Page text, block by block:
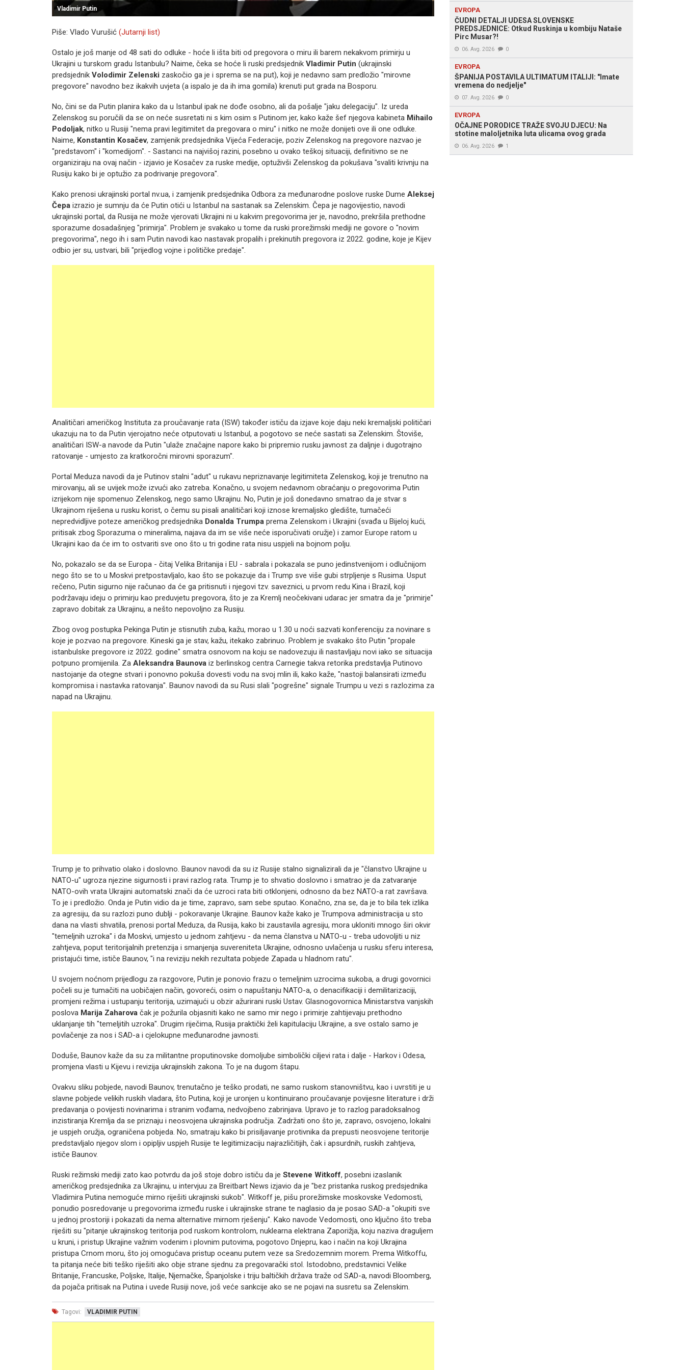
Vladimir Putin
Piše: Vlado Vurušić (Jutarnji list)
Ostalo je još manje od 48 sati do odluke - hoće li išta biti od pregovora o miru ili barem nekakvom primirju u
Ukrajini u turskom gradu Istanbulu? Naime, čeka se hoće li ruski predsjednik Vladimir Putin (ukrajinski
predsjednik Volodimir Zelenski zaskočio ga je i sprema se na put), koji je nedavno sam predložio "mirovne
pregovore" navodno bez ikakvih uvjeta (a ispalo je da ih ima gomila) krenuti put grada na Bosporu.
No, čini se da Putin planira kako da u Istanbul ipak ne dođe osobno, ali da pošalje "jaku delegaciju". Iz ureda
Zelenskog su poručili da se on neće susretati ni s kim osim s Putinom jer, kako kaže šef njegova kabineta Mihailo
Podoljak, nitko u Rusiji "nema pravi legitimitet da pregovara o miru" i nitko ne može donijeti ove ili one odluke.
Naime, Konstantin Kosačev, zamjenik predsjednika Vijeća Federacije, poziv Zelenskog na pregovore nazvao je
"predstavom" i "komedijom". - Sastanci na najvišoj razini, posebno u ovako teškoj situaciji, definitivno se ne
organiziraju na ovaj način - izjavio je Kosačev za ruske medije, optuživši Zelenskog da pokušava "svaliti krivnju na
Rusiju kako bi je optužio za podrivanje pregovora".
Kako prenosi ukrajinski portal nv.ua, i zamjenik predsjednika Odbora za međunarodne poslove ruske Dume Aleksej
Čepa izrazio je sumnju da će Putin otići u Istanbul na sastanak sa Zelenskim. Čepa je nagovijestio, navodi
ukrajinski portal, da Rusija ne može vjerovati Ukrajini ni u kakvim pregovorima jer je, navodno, prekršila prethodne
sporazume dosadašnjeg "primirja". Problem je svakako u tome da ruski prorežimski mediji ne govore o "novim
pregovorima", nego ih i sam Putin navodi kao nastavak propalih i prekinutih pregovora iz 2022. godine, koje je Kijev
odbio jer su, ustvari, bili "prijedlog vojne i političke predaje".
Analitičari američkog Instituta za proučavanje rata (ISW) također ističu da izjave koje daju neki kremaljski političari
ukazuju na to da Putin vjerojatno neće otputovati u Istanbul, a pogotovo se neće sastati sa Zelenskim. Štoviše,
analitičari ISW-a navode da Putin "ulaže značajne napore kako bi pripremio rusku javnost za daljnje i dugotrajno
ratovanje - umjesto za kratkoročni mirovni sporazum".
Portal Meduza navodi da je Putinov stalni "adut" u rukavu nepriznavanje legitimiteta Zelenskog, koji je trenutno na
mirovanju, ali se uvijek može izvući ako zatreba. Konačno, u svojem nedavnom obraćanju o pregovorima Putin
izrijekom nije spomenuo Zelenskog, nego samo Ukrajinu. No, Putin je još donedavno smatrao da je stvar s
Ukrajinom riješena u rusku korist, o čemu su pisali analitičari koji iznose kremaljsko gledište, tumačeći
nepredvidljive poteze američkog predsjednika Donalda Trumpa prema Zelenskom i Ukrajini (svađa u Bijeloj kući,
pritisak zbog Sporazuma o mineralima, najava da im se više neće isporučivati oružje) i zamor Europe ratom u
Ukrajini kao da će im to ostvariti sve ono što u tri godine rata nisu uspjeli na bojnom polju.
No, pokazalo se da se Europa - čitaj Velika Britanija i EU - sabrala i pokazala se puno jedinstvenijom i odlučnijom
nego što se to u Moskvi pretpostavljalo, kao što se pokazuje da i Trump sve više gubi strpljenje s Rusima. Usput
rečeno, Putin sigurno nije računao da će ga pritisnuti i njegovi tzv. saveznici, u prvom redu Kina i Brazil, koji
podržavaju ideju o primirju kao preduvjetu pregovora, što je za Kremlj neočekivani udarac jer smatra da je "primirje"
zapravo dobitak za Ukrajinu, a nešto nepovoljno za Rusiju.
Zbog ovog postupka Pekinga Putin je stisnutih zuba, kažu, morao u 1.30 u noći sazvati konferenciju za novinare s
koje je pozvao na pregovore. Kineski ga je stav, kažu, itekako zabrinuo. Problem je svakako što Putin "propale
istanbulske pregovore iz 2022. godine" smatra osnovom na koju se nadovezuju ili nastavljaju novi iako se situacija
potpuno promijenila. Za Aleksandra Baunova iz berlinskog centra Carnegie takva retorika predstavlja Putinovo
nastojanje da otegne stvari i ponovno pokuša dovesti vodu na svoj mlin ili, kako kaže, "nastoji balansirati između
kompromisa i nastavka ratovanja". Baunov navodi da su Rusi slali "pogrešne" signale Trumpu u vezi s razlozima za
napad na Ukrajinu.
Trump je to prihvatio olako i doslovno. Baunov navodi da su iz Rusije stalno signalizirali da je "članstvo Ukrajine u
NATO-u" ugroza njezine sigurnosti i pravi razlog rata. Trump je to shvatio doslovno i smatrao je da zatvaranje
NATO-ovih vrata Ukrajini automatski znači da će uzroci rata biti otklonjeni, odnosno da bez NATO-a rat završava.
To je i predložio. Onda je Putin vidio da je time, zapravo, sam sebe sputao. Konačno, zna se, da je to bila tek izlika
za agresiju, da su razlozi puno dublji - pokoravanje Ukrajine. Baunov kaže kako je Trumpova administracija u sto
dana na vlasti shvatila, prenosi portal Meduza, da Rusija, kako bi zaustavila agresiju, mora ukloniti mnogo širi okvir
"temeljnih uzroka" i da Moskvi, umjesto u jednom zahtjevu - da nema članstva u NATO-u - treba udovoljiti u niz
zahtjeva, poput teritorijalnih pretenzija i smanjenja suvereniteta Ukrajine, odnosno uvlačenja u rusku sferu interesa,
pristajući time, ističe Baunov, "i na reviziju nekih rezultata pobjede Zapada u hladnom ratu".
U svojem noćnom prijedlogu za razgovore, Putin je ponovio frazu o temeljnim uzrocima sukoba, a drugi govornici
počeli su je tumačiti na uobičajen način, govoreći, osim o napuštanju NATO-a, o denacifikaciji i demilitarizaciji,
promjeni režima i ustupanju teritorija, uzimajući u obzir ažurirani ruski Ustav. Glasnogovornica Ministarstva vanjskih
poslova Marija Zaharova čak je požurila objasniti kako ne samo mir nego i primirje zahtijevaju prethodno
uklanjanje tih "temeljitih uzroka". Drugim riječima, Rusija praktički želi kapitulaciju Ukrajine, a sve ostalo samo je
povlačenje za nos i SAD-a i cjelokupne međunarodne javnosti.
Doduše, Baunov kaže da su za militantne proputinovske domoljube simbolički ciljevi rata i dalje - Harkov i Odesa,
promjena vlasti u Kijevu i revizija ukrajinskih zakona. To je na dugom štapu.
Ovakvu sliku pobjede, navodi Baunov, trenutačno je teško prodati, ne samo ruskom stanovništvu, kao i uvrstiti je u
slavne pobjede velikih ruskih vladara, što Putina, koji je uronjen u kontinuirano proučavanje povijesne literature i drži
predavanja o povijesti novinarima i stranim vođama, nedvojbeno zabrinjava. Upravo je to razlog paradoksalnog
inzistiranja Kremlja da se priznaju i neosvojena ukrajinska područja. Zadržati ono što je, zapravo, osvojeno, lokalni
je uspjeh oružja, ograničena pobjeda. No, smatraju kako bi prisiljavanje protivnika da prepusti neosvojene teritorije
predstavljalo njegov slom i opipljiv uspjeh Rusije te legitimizaciju najrazličitijih, čak i apsurdnih, ruskih zahtjeva,
ističe Baunov.
Ruski režimski mediji zato kao potvrdu da još stoje dobro ističu da je Stevene Witkoff, posebni izaslanik
američkog predsjednika za Ukrajinu, u intervjuu za Breitbart News izjavio da je "bez pristanka ruskog predsjednika
Vladimira Putina nemoguće mirno riješiti ukrajinski sukob". Witkoff je, pišu prorežimske moskovske Vedomosti,
ponudio posredovanje u pregovorima između ruske i ukrajinske strane te naglasio da je posao SAD-a "okupiti sve
u jednoj prostoriji i pokazati da nema alternative mirnom rješenju". Kako navode Vedomosti, ono ključno što treba
riješiti su "pitanje ukrajinskog teritorija pod ruskom kontrolom, nuklearna elektrana Zaporižja, koju naziva draguljem
u kruni, i pristup Ukrajine važnim vodenim i plovnim putovima, pogotovo Dnjepru, kao i način na koji Ukrajina
pristupa Crnom moru, što joj omogućava pristup oceanu putem veze sa Sredozemnim morem. Prema Witkoffu,
ta pitanja neće biti teško riješiti ako obje strane sjednu za pregovarački stol. Istodobno, predstavnici Velike
Britanije, Francuske, Poljske, Italije, Njemačke, Španjolske i triju baltičkih država traže od SAD-a, navodi Bloomberg,
da pojača pritisak na Putina i uvede Rusiji nove, još veće sankcije ako se ne pojavi na susretu sa Zelenskim.
Tagovi: VLADIMIR PUTIN
EVROPA
ČUDNI DETALJI UDESA SLOVENSKE
PREDSJEDNICE: Otkud Ruskinja u kombiju Nataše
Pirc Musar?!
06. Avg. 2026 0
EVROPA
ŠPANIJA POSTAVILA ULTIMATUM ITALIJI: "Imate
vremena do nedjelje"
07. Avg. 2026 0
EVROPA
OČAJNE PORODICE TRAŽE SVOJU DJECU: Na
stotine maloljetnika luta ulicama ovog grada
06. Avg. 2026 1